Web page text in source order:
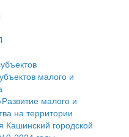
области
округа
учтенных
малого и
малого и
на территории
Кашинский городской